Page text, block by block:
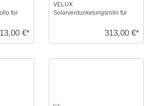
für
€*
VELUX
Solarverdunkelungsrollo für
Schiene, io-homecontrol313,00 €*